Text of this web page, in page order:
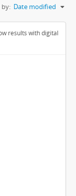
by: Date modified
results with digital